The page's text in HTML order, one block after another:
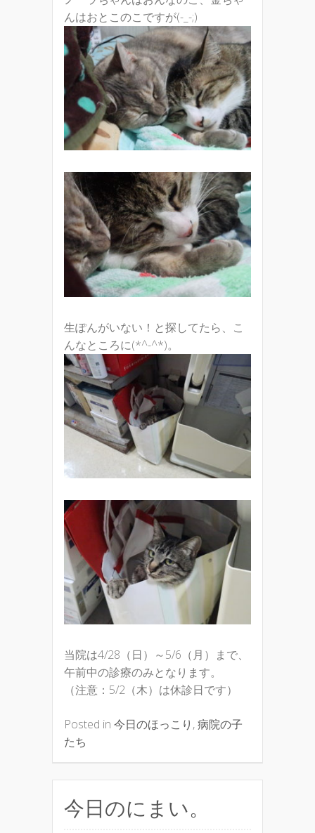
んはおとこのこですが(-_-;)
生ぽんがいない！と探してたら、こ
んなところに(*^-^*)。
当院は4/28（日）～5/6（月）まで、
午前中の診療のみとなります。
（注意：5/2（木）は休診日です）
Posted in 今日のほっこり ,病院の子
たち
今日のにまい。